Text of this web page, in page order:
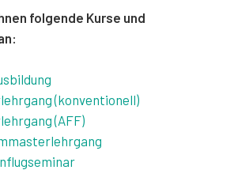
folgende Kurse und
(konventionell)
(AFF)